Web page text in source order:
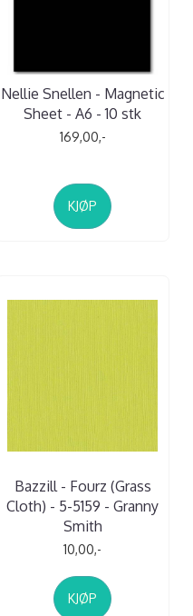
Nellie Snellen - Magnetic
Sheet - A6 - 10 stk
169,00,-
KJØP
Bazzill - Fourz (Grass
Cloth) - 5-5159 - Granny
Smith
10,00,-
KJØP